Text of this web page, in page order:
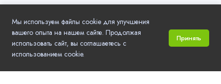
Мы используем файлы cookie для улучшения
вашего опыта на нашем сайте. Продолжая
использовать сайт, вы соглашаетесь с
использованием cookie.
Принять